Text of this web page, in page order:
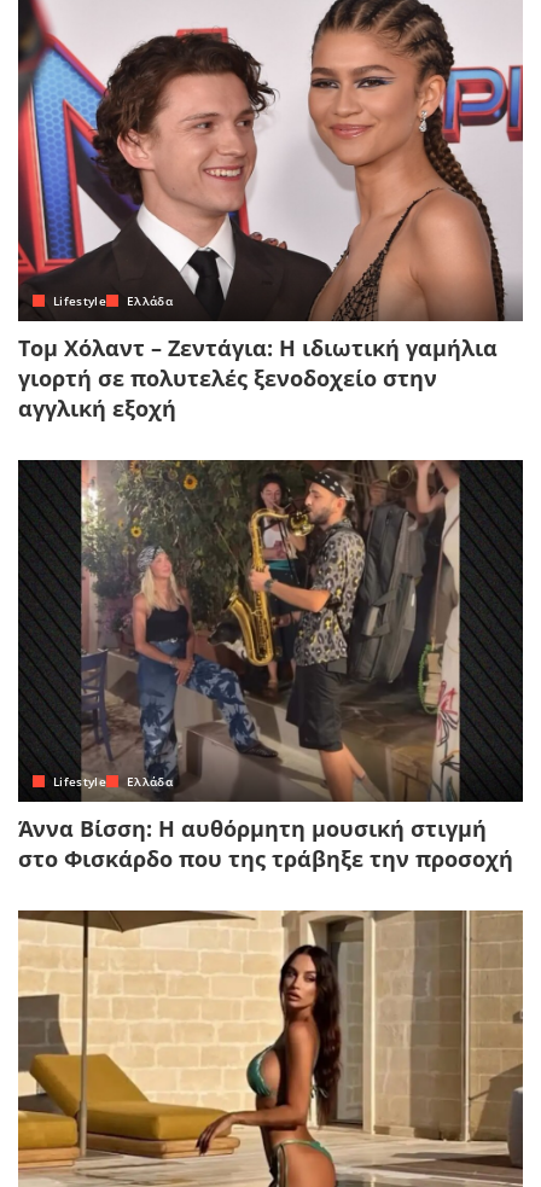
Lifestyle Ελλάδα
Τομ Χόλαντ – Ζεντάγια: Η ιδιωτική γαμήλια
γιορτή σε πολυτελές ξενοδοχείο στην
αγγλική εξοχή
Lifestyle Ελλάδα
Άννα Βίσση: Η αυθόρμητη μουσική στιγμή
στο Φισκάρδο που της τράβηξε την προσοχή